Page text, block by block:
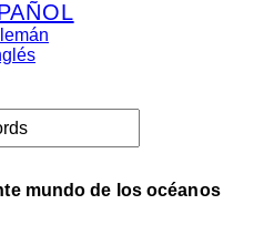
mundo de los océanos